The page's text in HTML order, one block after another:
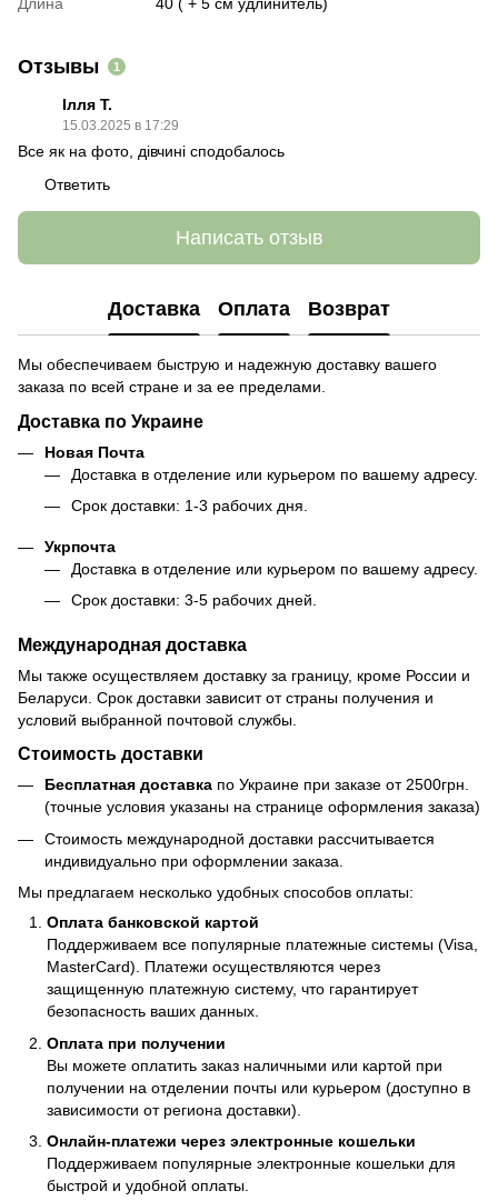
Отзывы 1
Ілля Т.
15.03.2025 в 17:29
Все як на фото, дівчині сподобалось
Ответить
Написать отзыв
Доставка Оплата Возврат
Мы обеспечиваем быструю и надежную доставку вашего
заказа по всей стране и за ее пределами.
Доставка по Украине
Новая Почта
Доставка в отделение или курьером по вашему адресу.
Срок доставки: 1-3 рабочих дня.
Укрпочта
Доставка в отделение или курьером по вашему адресу.
Срок доставки: 3-5 рабочих дней.
Международная доставка
Мы также осуществляем доставку за границу, кроме России и
Беларуси. Срок доставки зависит от страны получения и
условий выбранной почтовой службы.
Стоимость доставки
Бесплатная доставка по Украине при заказе от 2500грн.
(точные условия указаны на странице оформления заказа)
Стоимость международной доставки рассчитывается
индивидуально при оформлении заказа.
Мы предлагаем несколько удобных способов оплаты:
Оплата банковской картой
Поддерживаем все популярные платежные системы (Visa,
MasterCard). Платежи осуществляются через
защищенную платежную систему, что гарантирует
безопасность ваших данных.
Оплата при получении
Вы можете оплатить заказ наличными или картой при
получении на отделении почты или курьером (доступно в
зависимости от региона доставки).
Онлайн-платежи через электронные кошельки
Поддерживаем популярные электронные кошельки для
быстрой и удобной оплаты.